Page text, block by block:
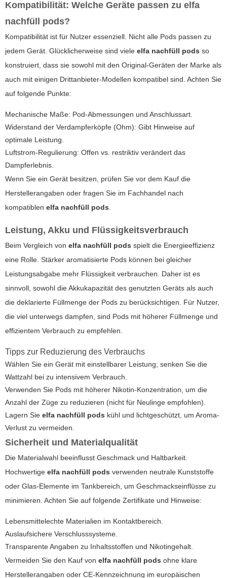
Kompatibilität: Welche Geräte passen zu elfa
nachfüll pods?
Kompatibilität ist für Nutzer essenziell. Nicht alle Pods passen zu
jedem Gerät. Glücklicherweise sind viele elfa nachfüll pods so
konstruiert, dass sie sowohl mit den Original-Geräten der Marke als
auch mit einigen Drittanbieter-Modellen kompatibel sind. Achten Sie
auf folgende Punkte:
Mechanische Maße: Pod-Abmessungen und Anschlussart.
Widerstand der Verdampferköpfe (Ohm): Gibt Hinweise auf
optimale Leistung.
Luftstrom-Regulierung: Offen vs. restriktiv verändert das
Dampferlebnis.
Wenn Sie ein Gerät besitzen, prüfen Sie vor dem Kauf die
Herstellerangaben oder fragen Sie im Fachhandel nach
kompatiblen elfa nachfüll pods.
Leistung, Akku und Flüssigkeitsverbrauch
Beim Vergleich von elfa nachfüll pods spielt die Energieeffizienz
eine Rolle. Stärker aromatisierte Pods können bei gleicher
Leistungsabgabe mehr Flüssigkeit verbrauchen. Daher ist es
sinnvoll, sowohl die Akkukapazität des genutzten Geräts als auch
die deklarierte Füllmenge der Pods zu berücksichtigen. Für Nutzer,
die viel unterwegs dampfen, sind Pods mit höherer Füllmenge und
effizientem Verbrauch zu empfehlen.
Tipps zur Reduzierung des Verbrauchs
Wählen Sie ein Gerät mit einstellbarer Leistung; senken Sie die
Wattzahl bei zu intensivem Verbrauch.
Verwenden Sie Pods mit höherer Nikotin-Konzentration, um die
Anzahl der Züge zu reduzieren (nicht für Neulinge empfohlen).
Lagern Sie elfa nachfüll pods kühl und lichtgeschützt, um Aroma-
Verlust zu vermeiden.
Sicherheit und Materialqualität
Die Materialwahl beeinflusst Geschmack und Haltbarkeit.
Hochwertige elfa nachfüll pods verwenden neutrale Kunststoffe
oder Glas-Elemente im Tankbereich, um Geschmackseinflüsse zu
minimieren. Achten Sie auf folgende Zertifikate und Hinweise:
Lebensmittelechte Materialien im Kontaktbereich.
Auslaufsichere Verschlusssysteme.
Transparente Angaben zu Inhaltsstoffen und Nikotingehalt.
Vermeiden Sie den Kauf von elfa nachfüll pods ohne klare
Herstellerangaben oder CE-Kennzeichnung im europäischen